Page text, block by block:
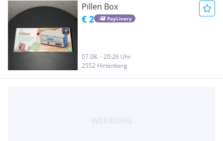
Pillen Box
€ 2 PayLivery
07.08. - 20:26 Uhr
2552 Hirtenberg